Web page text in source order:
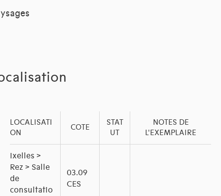
LOCALISATI
ON
COTE
STAT
UT
NOTES DE
L'EXEMPLAIRE
Ixelles >
Rez > Salle
de
consultatio
03.09
CES